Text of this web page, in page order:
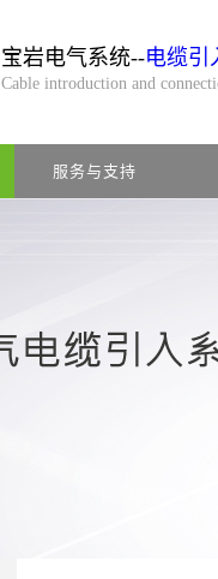
宝岩电气系统--电缆引
Cable introduction and
服务与支持